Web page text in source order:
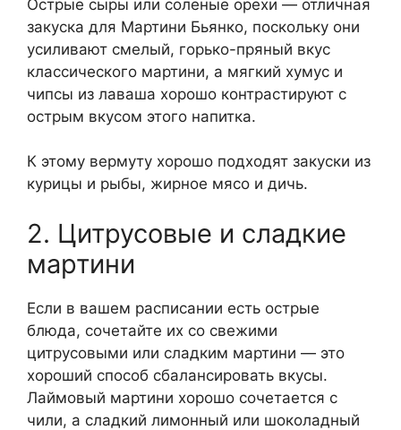
Острые сыры или соленые орехи — отличная
закуска для Мартини Бьянко, поскольку они
усиливают смелый, горько-пряный вкус
классического мартини, а мягкий хумус и
чипсы из лаваша хорошо контрастируют с
острым вкусом этого напитка.
К этому вермуту хорошо подходят закуски из
курицы и рыбы, жирное мясо и дичь.
2. Цитрусовые и сладкие
мартини
Если в вашем расписании есть острые
блюда, сочетайте их со свежими
цитрусовыми или сладким мартини — это
хороший способ сбалансировать вкусы.
Лаймовый мартини хорошо сочетается с
чили, а сладкий лимонный или шоколадный